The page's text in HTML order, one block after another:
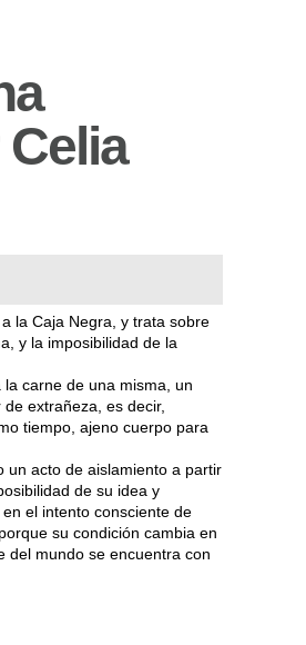
la Caja Negra, y trata sobre
y la imposibilidad de la
carne de una misma, un
extrañeza, es decir,
tiempo, ajeno cuerpo para
un acto de aislamiento a partir
de su idea y
el intento consciente de
su condición cambia en
del mundo se encuentra con